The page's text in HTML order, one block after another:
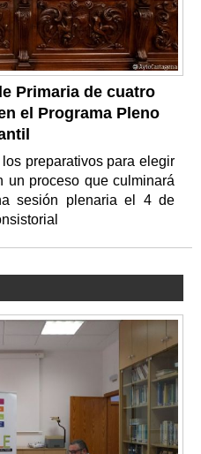
Primaria de cuatro
el Programa Pleno
preparativos para elegir
un proceso que culminará
sesión plenaria el 4 de